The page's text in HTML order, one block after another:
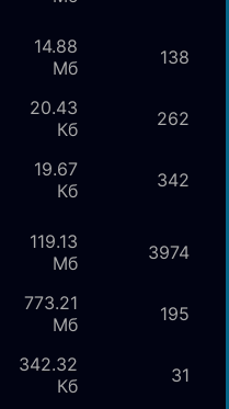
14.88
Мб
138
20.43
Кб
262
19.67
Кб
342
119.13
Мб
3974
773.21
Мб
195
342.32
Кб
31